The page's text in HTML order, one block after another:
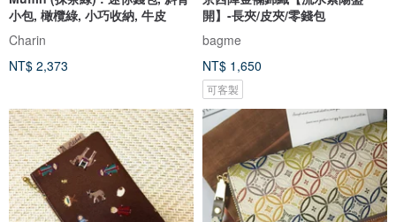
小包, 橄欖綠, 小巧收納, 牛皮
Charin
NT$ 2,373
開】-長夾/皮夾/零錢包
bagme
NT$ 1,650
可客製